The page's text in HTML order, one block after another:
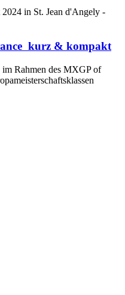
in St. Jean d'Angely -
kurz & kompakt
Rahmen des MXGP of